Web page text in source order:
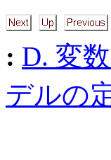
: D. 変
デルの